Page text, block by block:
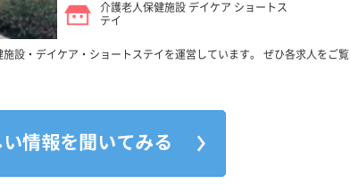
介護老人保健施設 デイケア ショートス
テイ
設・デイケア・ショートステイを運営しています。 ぜひ各求人をご覧